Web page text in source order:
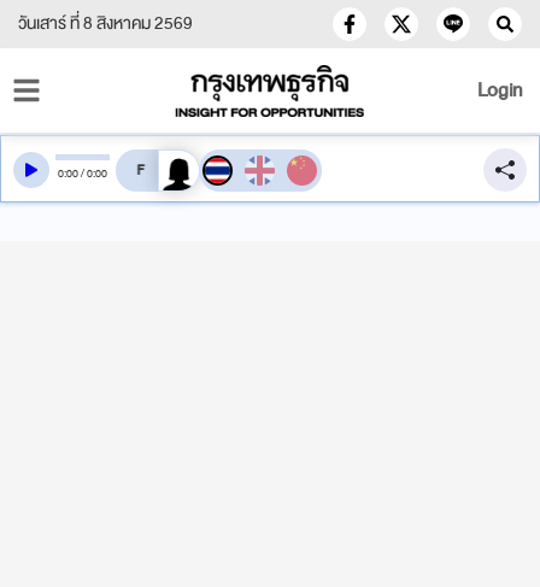
วันเสาร์ ที่ 8 สิงหาคม 2569
Login
0:00/0:00 สลับเสียงอ่าน